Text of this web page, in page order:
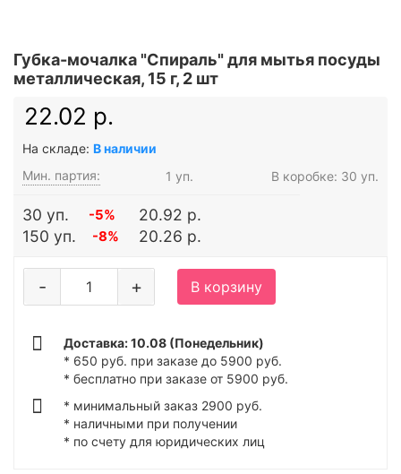
Губка-мочалка "Спираль" для мытья посуды
металлическая, 15 г, 2 шт
22.02 р.
На складе: В наличии
Мин. партия:
1 уп. В коробке: 30 уп.
30 уп. -5%
20.92 р.
150 уп.
-8% 20.26 р.
+
- В корзину
Доставка: 10.08 (Понедельник)
* 650 руб. при заказе до 5900 руб.
* бесплатно при заказе от 5900 руб.
* минимальный заказ 2900 руб.
* наличными при получении
* по счету для юридических лиц